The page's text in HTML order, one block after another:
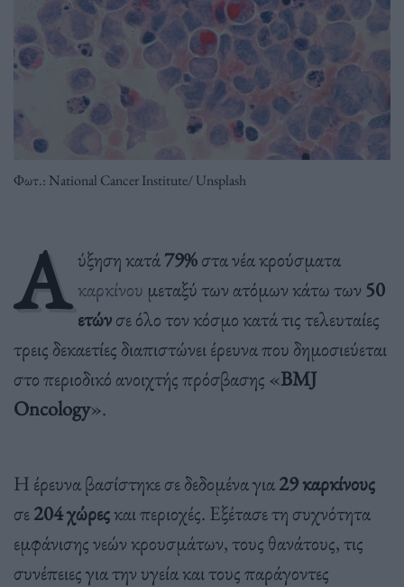
Φωτ.: National Cancer Institute/ Unsplash
Α ύξηση κατά79%στα νέα κρούσματα
καρκίνου μεταξύ των ατόμων κάτω των 50
ετώνσε όλο τον κόσμο κατά τις τελευταίες
τρεις δεκαετίες διαπιστώνει έρευνα που δημοσιεύεται
στο περιοδικό ανοιχτής πρόσβασης «BMJ
Oncology».
Η έρευνα βασίστηκε σε δεδομένα για29 καρκίνους
σε204 χώρεςκαι περιοχές. Εξέτασε τη συχνότητα
εμφάνισης νεών κρουσμάτων, τους θανάτους, τις
συνέπειες για την υγεία και τους παράγοντες